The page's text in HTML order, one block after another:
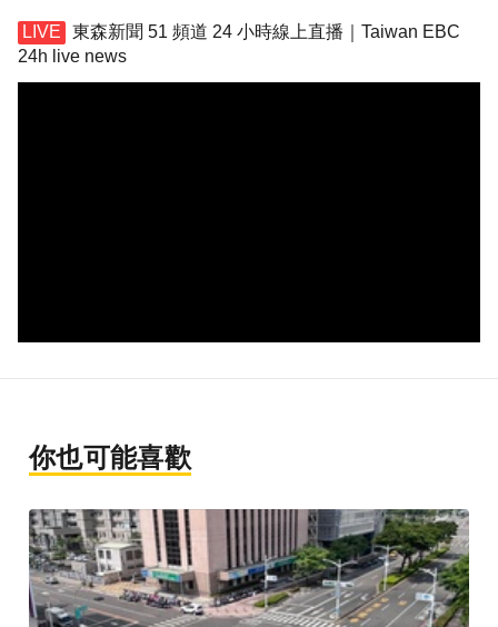
東森新聞 51 頻道 24 小時線上直播｜Taiwan EBC
24h live news
你也可能喜歡